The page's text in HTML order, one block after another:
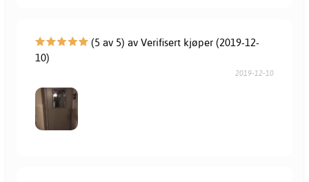
(5 av 5) av Verifisert kjøper (2019-12-
10)
2019-12-10